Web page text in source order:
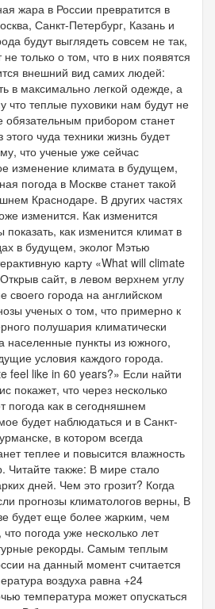
жара в России превратится в
Санкт-Петербург, Казань и
будут выглядеть совсем не так,
не только о том, что в них появятся
внешний вид самих людей:
в максимально легкой одежде, а
что теплые пуховики нам будут не
прибором станет
чуда техники жизнь будет
что ученые уже сейчас
изменение климата в будущем,
погода в Москве станет такой
Краснодаре. В других частях
изменится. Как изменится
как изменится климат в
в будущем, эколог Мэтью
карту «What will climate
сайт, в левом верхнем углу
своего города на английском
ученых о том, что примерно к
полушария климатически
населенные пункты из южного,
условия каждого города.
feel like in 60 years?» Если найти
покажет, что через несколько
погода как в сегодняшнем
будет наблюдаться и в Санкт-
в котором всегда
теплее и повысится влажность
Читайте также: В мире стало
дней. Чем это грозит? Когда
прогнозы климатологов верны, В
будет еще более жарким, чем
погода уже несколько лет
рекорды. Самым теплым
на данный момент считается
воздуха равна +24
температура может опускаться